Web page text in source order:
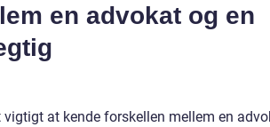
en advokat og en
at kende forskellen mellem en